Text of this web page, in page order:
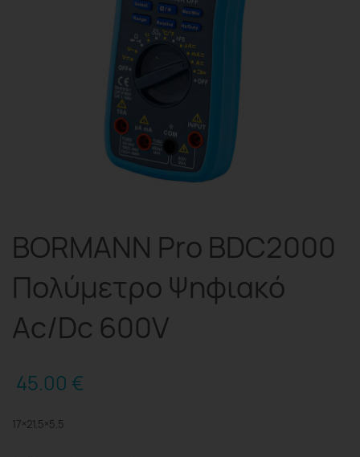
BORMANN Pro BDC2000
Πολύμετρο Ψηφιακό
Ac/Dc 600V
45.00 €
17×21.5×5.5